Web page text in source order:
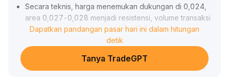
Secara teknis, harga menemukan dukungan di 0,024,
area 0,027-0,028 menjadi resistensi, volume transaksi
perlahan meningkat menandakan tekanan jual mulai
Strategi yang disarankan: hindari risiko likuiditas dan
redemption pada tahap akhir perdagangan kontrak,
Dapatkan pandangan pasar hari ini dalam hitungan
detik
Tanya TradeGPT